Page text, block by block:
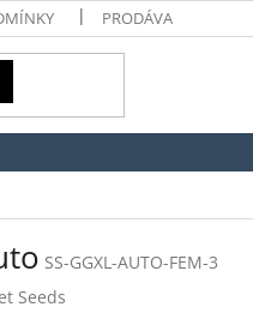
PRODÁVANÉ ZNAČKY
SS-GGXL-AUTO-FEM-3
Seeds